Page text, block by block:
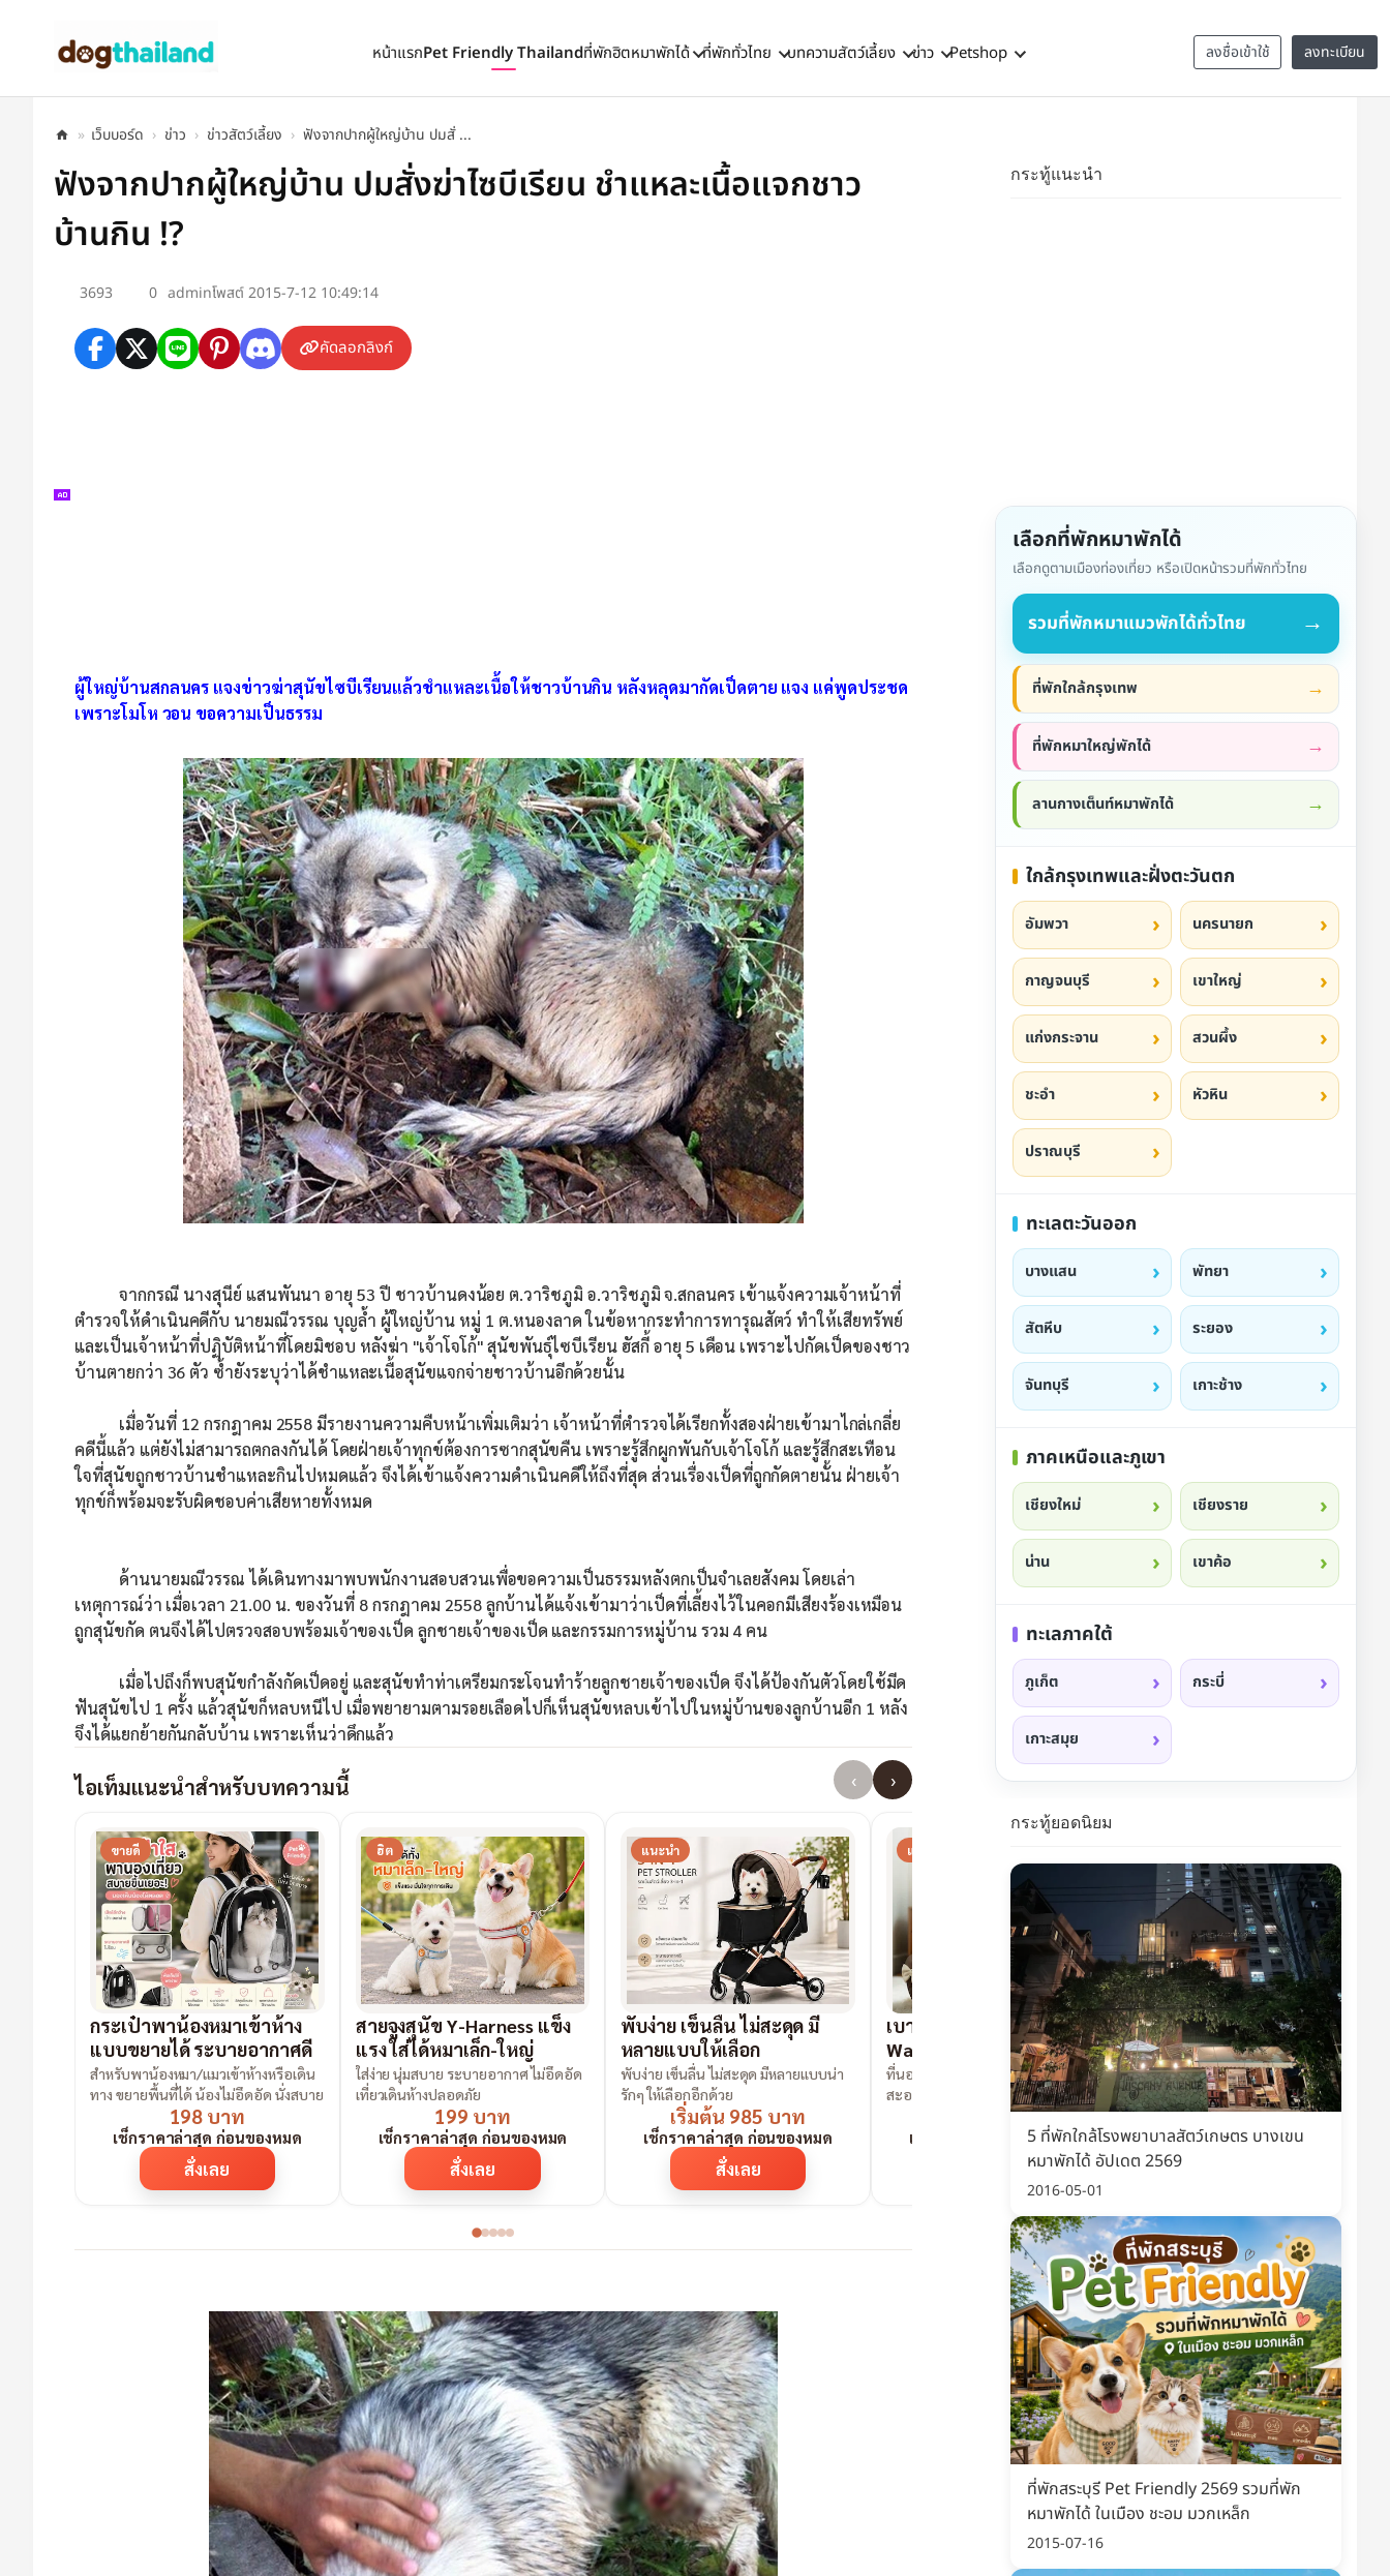
ลงชื่อเข้าใช้ ลงทะเบียน
หน้าแรกPet Friendly Thailandที่พักฮิตหมาพักได้ ที่พักทั่วไทย บทความสัตว์เลี้ยง ข่าว Petshop
» เว็บบอร์ด › ข่าว › ข่าวสัตว์เลี้ยง › ฟังจากปากผู้ใหญ่บ้าน ปมสั่ ...
ฟังจากปากผู้ใหญ่บ้าน ปมสั่งฆ่าไซบีเรียน ชำแหละเนื้อแจกชาว
บ้านกิน !?
3693 0 adminโพสต์ 2015-7-12 10:49:14
คัดลอกลิงก์
ผู้ใหญ่บ้านสกลนคร แจงข่าวฆ่าสุนัขไซบีเรียนแล้วชำแหละเนื้อให้ชาวบ้านกิน หลังหลุดมากัดเป็ดตาย แจง แค่พูดประชด
เพราะโมโห วอน ขอความเป็นธรรม
จากกรณี นางสุนีย์ แสนพันนา อายุ 53 ปี ชาวบ้านดงน้อย ต.วาริชภูมิ อ.วาริชภูมิ จ.สกลนคร เข้าแจ้งความเจ้าหน้าที่
ตำรวจให้ดำเนินคดีกับ นายมณีวรรณ บุญล้ำ ผู้ใหญ่บ้าน หมู่ 1 ต.หนองลาด ในข้อหากระทำการทารุณสัตว์ ทำให้เสียทรัพย์
และเป็นเจ้าหน้าที่ปฏิบัติหน้าที่โดยมิชอบ หลังฆ่า "เจ้าโจโก้" สุนัขพันธุ์ไซบีเรียน ฮัสกี้ อายุ 5 เดือน เพราะไปกัดเป็ดของชาว
บ้านตายกว่า 36 ตัว ซ้ำยังระบุว่าได้ชำแหละเนื้อสุนัขแจกจ่ายชาวบ้านอีกด้วยนั้น
เมื่อวันที่ 12 กรกฎาคม 2558 มีรายงานความคืบหน้าเพิ่มเติมว่า เจ้าหน้าที่ตำรวจได้เรียกทั้งสองฝ่ายเข้ามาไกล่เกลี่ย
คดีนี้แล้ว แต่ยังไม่สามารถตกลงกันได้ โดยฝ่ายเจ้าทุกข์ต้องการซากสุนัขคืน เพราะรู้สึกผูกพันกับเจ้าโจโก้ และรู้สึกสะเทือน
ใจที่สุนัขถูกชาวบ้านชำแหละกินไปหมดแล้ว จึงได้เข้าแจ้งความดำเนินคดีให้ถึงที่สุด ส่วนเรื่องเป็ดที่ถูกกัดตายนั้น ฝ่ายเจ้า
ทุกข์ก็พร้อมจะรับผิดชอบค่าเสียหายทั้งหมด
ด้านนายมณีวรรณ ได้เดินทางมาพบพนักงานสอบสวนเพื่อขอความเป็นธรรมหลังตกเป็นจำเลยสังคม โดยเล่า
เหตุการณ์ว่า เมื่อเวลา 21.00 น. ของวันที่ 8 กรกฎาคม 2558 ลูกบ้านได้แจ้งเข้ามาว่าเป็ดที่เลี้ยงไว้ในคอกมีเสียงร้องเหมือน
ถูกสุนัขกัด ตนจึงได้ไปตรวจสอบพร้อมเจ้าของเป็ด ลูกชายเจ้าของเป็ด และกรรมการหมู่บ้าน รวม 4 คน
เมื่อไปถึงก็พบสุนัขกำลังกัดเป็ดอยู่ และสุนัขทำท่าเตรียมกระโจนทำร้ายลูกชายเจ้าของเป็ด จึงได้ป้องกันตัวโดยใช้มีด
ฟันสุนัขไป 1 ครั้ง แล้วสุนัขก็หลบหนีไป เมื่อพยายามตามรอยเลือดไปก็เห็นสุนัขหลบเข้าไปในหมู่บ้านของลูกบ้านอีก 1 หลัง
จึงได้แยกย้ายกันกลับบ้าน เพราะเห็นว่าดึกแล้ว
ไอเท็มแนะนำสำหรับบทความนี้ ‹ ›
ขายดี
กระเป๋าพาน้องหมาเข้าห้าง
แบบขยายได้ ระบายอากาศดี
สำหรับพาน้องหมา/แมวเข้าห้างหรือเดิน
ทาง ขยายพื้นที่ได้ น้องไม่อึดอัด นั่งสบาย
198 บาท
เช็กราคาล่าสุด ก่อนของหมด
สั่งเลย
ฮิต
สายจูงสุนัข Y-Harness แข็ง
แรง ใส่ได้หมาเล็ก-ใหญ่
ใส่ง่าย นุ่มสบาย ระบายอากาศ ไม่อึดอัด
เที่ยวเดินห้างปลอดภัย
199 บาท
เช็กราคาล่าสุด ก่อนของหมด
สั่งเลย
แนะนำ
พับง่าย เข็นลื่น ไม่สะดุด มี
หลายแบบให้เลือก
พับง่าย เข็นลื่น ไม่สะดุด มีหลายแบบน่า
รักๆ ให้เลือกอีกด้วย
เริ่มต้น 985 บาท
เช็กราคาล่าสุด ก่อนของหมด
สั่งเลย
แนะนำ
เบาะสัตว์เลี้ยงกันน้ำ กันรา
Waterproof Pet Bed
ที่นอนหมา ผ้าเย็นสบาย กันน้ำ ทำความ
สะอาดง่าย รองรับถึงหมาใหญ่
เริ่มต้น 369 บาท
เช็กราคาล่าสุด ก่อนของหมด
รถเข็นแฝด 2 กล่องนั่งสบาย
ไปไหนก็สะดวก
พับง่าย เข็นลื่น ไม่สะดุด เดินห้าง เดิน
เที่ยวได้ทุกที่
3,590 บาท
เช็กราคาล่าสุด ก่อนของหมด
กระทู้แนะนำ
เลือกที่พักหมาพักได้
เลือกดูตามเมืองท่องเที่ยว หรือเปิดหน้ารวมที่พักทั่วไทย
รวมที่พักหมาแมวพักได้ทั่วไทย →
ที่พักใกล้กรุงเทพ
ที่พักหมาใหญ่พักได้
ลานกางเต็นท์หมาพักได้
ใกล้กรุงเทพและฝั่งตะวันตก
อัมพวา นครนายก
กาญจนบุรี เขาใหญ่
แก่งกระจาน สวนผึ้ง
ชะอำ หัวหิน
ปราณบุรี
ทะเลตะวันออก
บางแสน พัทยา
สัตหีบ ระยอง
จันทบุรี เกาะช้าง
ภาคเหนือและภูเขา
เชียงใหม่ เชียงราย
น่าน เขาค้อ
ทะเลภาคใต้
ภูเก็ต กระบี่
เกาะสมุย
กระทู้ยอดนิยม
5 ที่พักใกล้โรงพยาบาลสัตว์เกษตร บางเขน
หมาพักได้ อัปเดต 2569
2016-05-01
ที่พักสระบุรี Pet Friendly 2569 รวมที่พัก
หมาพักได้ ในเมือง ชะอม มวกเหล็ก
2015-07-16